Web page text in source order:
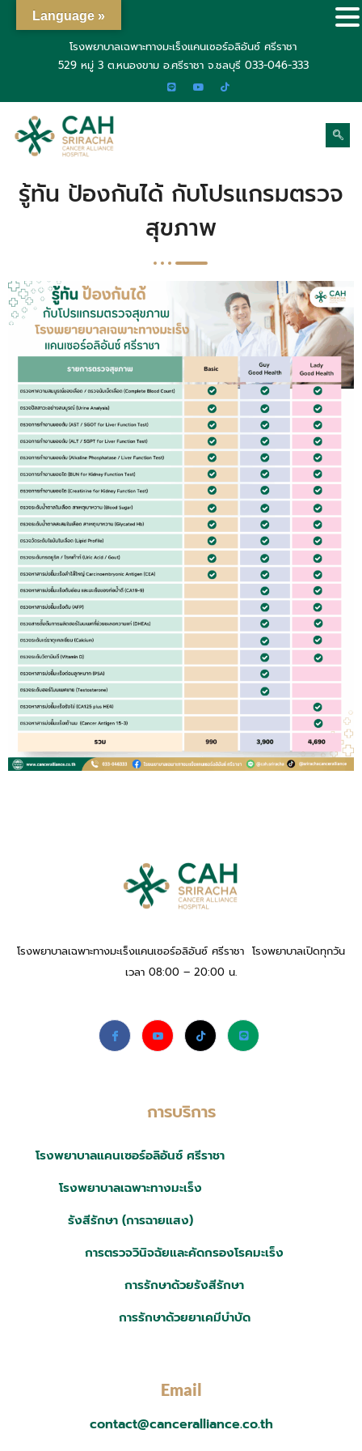
โรงพยาบาลเฉพาะทางมะเร็งแคนเซอร์อลิอันซ์ ศรีราชา
529 หมู่ 3 ต.หนองขาม อ.ศรีราชา จ.ชลบุรี 033-046-333
รู้ทัน ป้องกันได้ กับโปรแกรมตรวจ
สุขภาพ
โรงพยาบาลเฉพาะทางมะเร็งแคนเซอร์อลิอันซ์ ศรีราชา โรงพยาบาลเปิดทุกวัน
เวลา 08:00 – 20:00 น.
การบริการ
โรงพยาบาลแคนเซอร์อลิอันซ์ ศรีราชา
โรงพยาบาลเฉพาะทางมะเร็ง
รังสีรักษา (การฉายแสง)
การตรวจวินิจฉัยและคัดกรองโรคมะเร็ง
การรักษาด้วยรังสีรักษา
การรักษาด้วยยาเคมีบำบัด
Email
contact@canceralliance.co.th
Language »